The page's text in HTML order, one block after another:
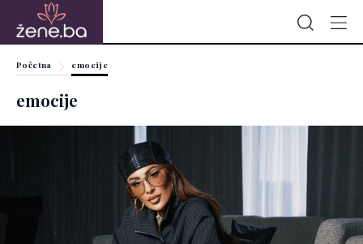
Početna emocije
emocije